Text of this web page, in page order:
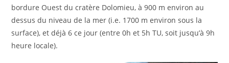
bordure Ouest du cratère Dolomieu, à 900 m environ au
dessus du niveau de la mer (i.e. 1700 m environ sous la
surface), et déjà 6 ce jour (entre 0h et 5h TU, soit jusqu’à 9h
heure locale).